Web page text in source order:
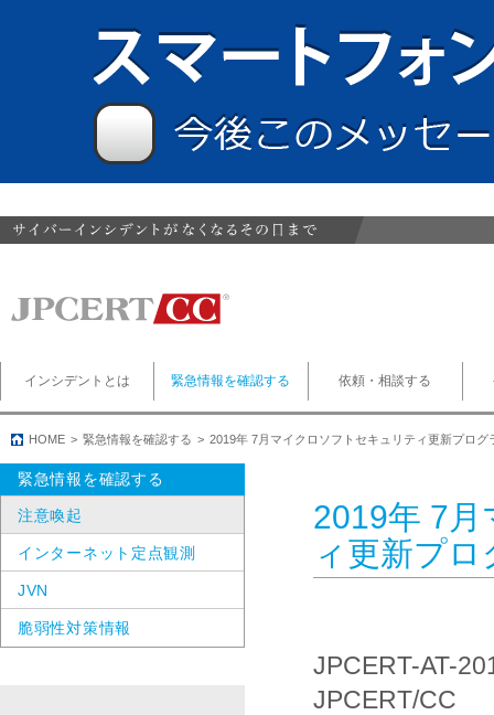
インシデントとは 緊急情報を確認する 依頼・相談する
HOME 緊急情報を確認する 2019年 7月マイクロソフトセキュリティ更新プログ
2019年 7
ィ更新プ
JPCERT-AT-
JPCERT/CC
緊急情報を確認する
注意喚起
インターネット定点観測
JVN
脆弱性対策情報